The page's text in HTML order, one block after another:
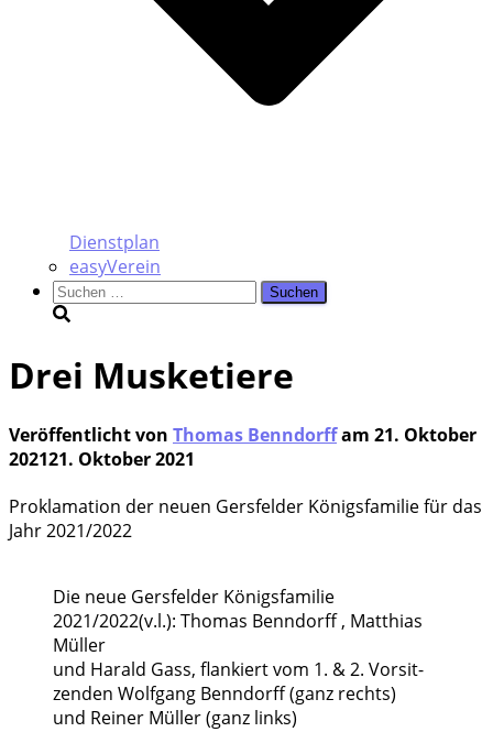
Dienstplan
easyVerein
Suchen
nach:
Drei Musketiere
Veröffentlicht von Thomas Benndorffam 21. Oktober
202121. Oktober 2021
Pro­kla­ma­ti­on der neu­en Gers­fel­der Königs­fa­mi­lie für das
Jahr 2021/2022
Die neue Gers­fel­der Königs­fa­mi­lie
2021/2022(v.l.): Tho­mas Ben­n­dorff , Mat­thi­as
Mül­ler
und Harald Gass, flan­kiert vom 1. & 2. Vor­sit­
zen­den Wolf­gang Ben­n­dorff (ganz rechts)
und Rei­ner Mül­ler (ganz links)